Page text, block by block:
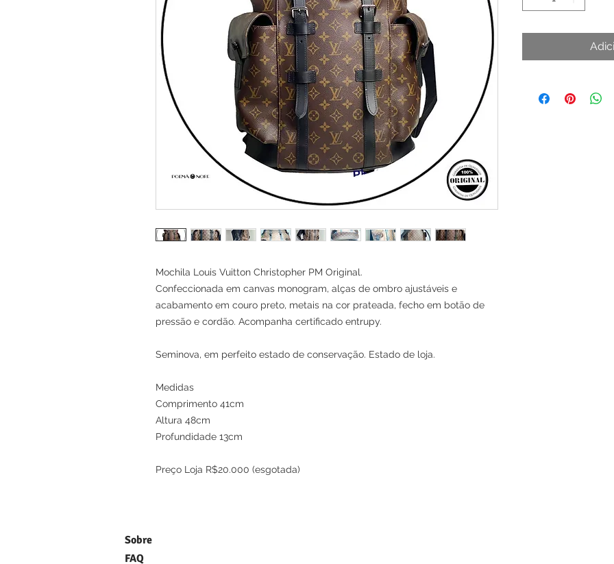
Mochila Louis Vuitton Christopher PM Original.
Confeccionada em canvas monogram, alças de ombro ajustáveis e
acabamento em couro preto, metais na cor prateada, fecho em botão de
pressão e cordão. Acompanha certificado entrupy.
Seminova, em perfeito estado de conservação. Estado de loja.
Medidas
Comprimento 41cm
Altura 48cm
Profundidade 13cm
Preço Loja R$20.000 (esgotada)
Sobre
FAQ